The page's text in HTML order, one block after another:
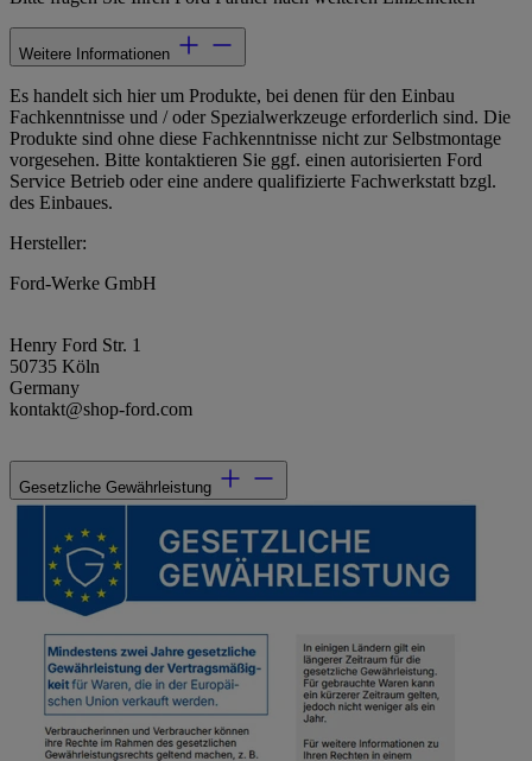
Weitere Informationen
Es handelt sich hier um Produkte, bei denen für den Einbau
Fachkenntnisse und / oder Spezialwerkzeuge erforderlich sind. Die
Produkte sind ohne diese Fachkenntnisse nicht zur Selbstmontage
vorgesehen. Bitte kontaktieren Sie ggf. einen autorisierten Ford
Service Betrieb oder eine andere qualifizierte Fachwerkstatt bzgl.
des Einbaues.
Hersteller:
Ford-Werke GmbH
Henry Ford Str. 1
50735 Köln
Germany
kontakt@shop-ford.com
Gesetzliche Gewährleistung